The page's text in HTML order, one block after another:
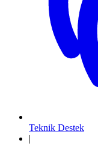
Teknik Destek
|